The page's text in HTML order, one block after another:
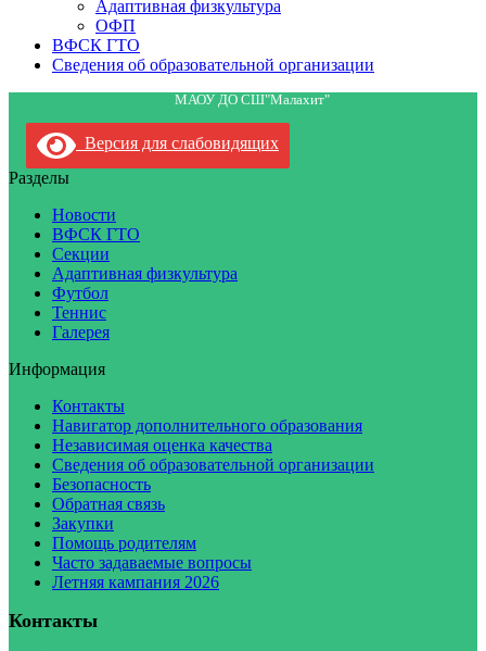
Адаптивная физкультура
ОФП
ВФСК ГТО
Сведения об образовательной организации
МАОУ ДО СШ"Малахит"
Версия для слабовидящих
Разделы
Новости
ВФСК ГТО
Секции
Адаптивная физкультура
Футбол
Теннис
Галерея
Информация
Контакты
Навигатор дополнительного образования
Независимая оценка качества
Сведения об образовательной организации
Безопасность
Обратная связь
Закупки
Помощь родителям
Часто задаваемые вопросы
Летняя кампания 2026
Контакты